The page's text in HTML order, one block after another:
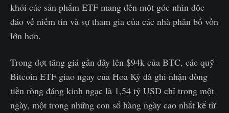
khỏi các sản phẩm ETF mang đến một góc nhìn độc
đáo về niềm tin và sự tham gia của các nhà phân bổ vốn
lớn hơn.
Trong đợt tăng giá gần đây lên $94k của BTC, các quỹ
Bitcoin ETF giao ngay của Hoa Kỳ đã ghi nhận dòng
tiền ròng đáng kinh ngạc là 1,54 tỷ USD chỉ trong một
ngày, một trong những con số hàng ngày cao nhất kể từ